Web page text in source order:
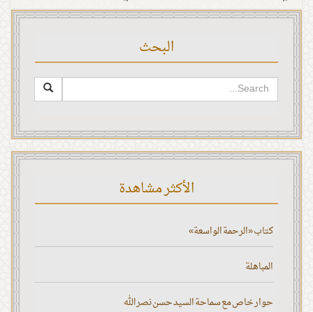
البحث
الأكثر مشاهدة
كتاب «الرحمة الواسعة»
المباهلة
حوار خاص مع سماحة السيد حسن نصر الله